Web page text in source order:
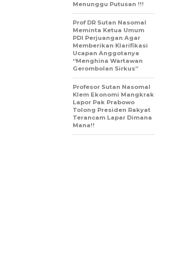
Menunggu Putusan !!!
Prof DR Sutan Nasomal
Meminta Ketua Umum
PDI Perjuangan Agar
Memberikan Klarifikasi
Ucapan Anggotanya
“Menghina Wartawan
Gerombolan Sirkus”
Profesor Sutan Nasomal
Klem Ekonomi Mangkrak
Lapor Pak Prabowo
Tolong Presiden Rakyat
Terancam Lapar Dimana
Mana!!